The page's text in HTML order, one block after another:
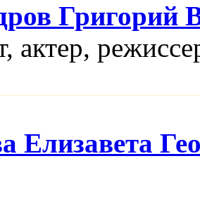
Григорий
актер,
Елизавета